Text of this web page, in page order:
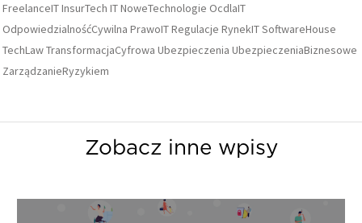
FreelanceITInsurTech ITNoweTechnologie OcdlaIT
OdpowiedzialnośćCywilna PrawoITRegulacje RynekITSoftwareHouse
TechLawTransformacjaCyfrowa Ubezpieczenia UbezpieczeniaBiznesowe
ZarządzanieRyzykiem
Zobacz inne wpisy